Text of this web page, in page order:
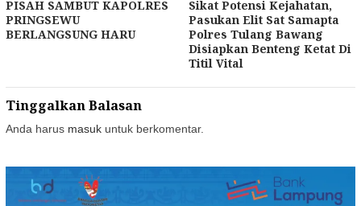
PISAH SAMBUT KAPOLRES
PRINGSEWU
BERLANGSUNG HARU
Sikat Potensi Kejahatan,
Pasukan Elit Sat Samapta
Polres Tulang Bawang
Disiapkan Benteng Ketat Di
Titil Vital
Tinggalkan Balasan
Anda harus masuk untuk berkomentar.